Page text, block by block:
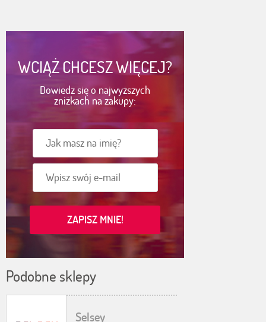
WCIĄŻ CHCESZ WIĘCEJ?
Dowiedz się o najwyższych
zniżkach na zakupy:
Podobne sklepy
Selsey